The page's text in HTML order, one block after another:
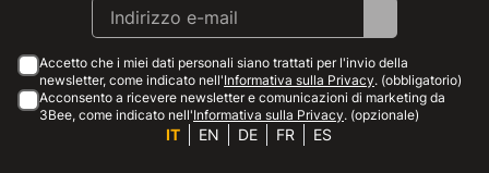
Accetto che i miei dati personali siano trattati per l'invio della
newsletter, come indicato nell'Informativa sulla Privacy. (obbligatorio)
Acconsento a ricevere newsletter e comunicazioni di marketing da
3Bee, come indicato nell'Informativa sulla Privacy. (opzionale)
IT EN DE FR ES